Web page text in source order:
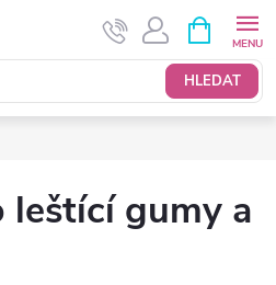
HLEDAT
NÁKUPNÍ
KOŠÍK
leštící gumy a